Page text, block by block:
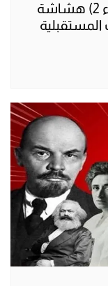
الجغرافيا السياسية للحبوب (الجزء 2) هشاشة